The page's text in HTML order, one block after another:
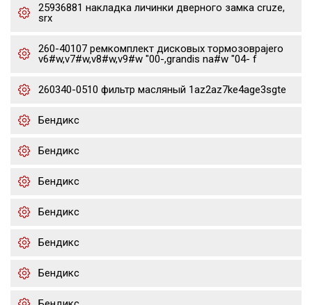
25936881 накладка личинки дверного замка cruze,
srx
260-40107 ремкомплект дисковых тормозовpajero
v6#w,v7#w,v8#w,v9#w "00-,grandis na#w "04- f
260340-0510 фильтр масляный 1az2az7ke4age3sgte
Бендикс
Бендикс
Бендикс
Бендикс
Бендикс
Бендикс